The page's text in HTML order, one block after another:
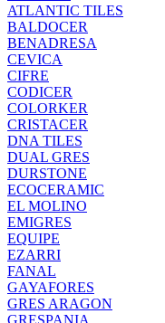
ATLANTIC TILES
BALDOCER
BENADRESA
CEVICA
CIFRE
CODICER
COLORKER
CRISTACER
DNA TILES
DUAL GRES
DURSTONE
ECOCERAMIC
EL MOLINO
EMIGRES
EQUIPE
EZARRI
FANAL
GAYAFORES
GRES ARAGON
GRESPANIA